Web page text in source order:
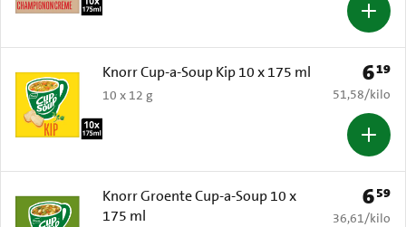
Knorr Cup-a-Soup Kip 10 x 175 ml
10 x 12 g
Prijs:
619
€ 51,58 per
51,58/kilo
Knorr Groente Cup-a-Soup 10 x
175 ml
Prijs:
659
€ 36,61 per
36,61/kilo